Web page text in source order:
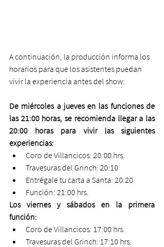
A continuación, la producción informa los
horarios para que los asistentes puedan
vivir la experiencia antes del show:
De miércoles a jueves en las funciones de
las 21:00 horas, se recomienda llegar a las
20:00 horas para vivir las siguientes
experiencias:
Coro de Villancicos: 20:00 hrs.
Travesuras del Grinch: 20:10
Entrégale tu carta a Santa: 20:20
Función: 21:00 hrs.
Los viernes y sábados en la primera
función:
Coro de Villancicos: 17:00 hrs.
Travesuras del Grinch: 17:10 hrs.